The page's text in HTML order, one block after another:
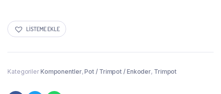
LISTEME EKLE
Kategoriler Komponentler,Pot / Trimpot / Enkoder, Trimpot